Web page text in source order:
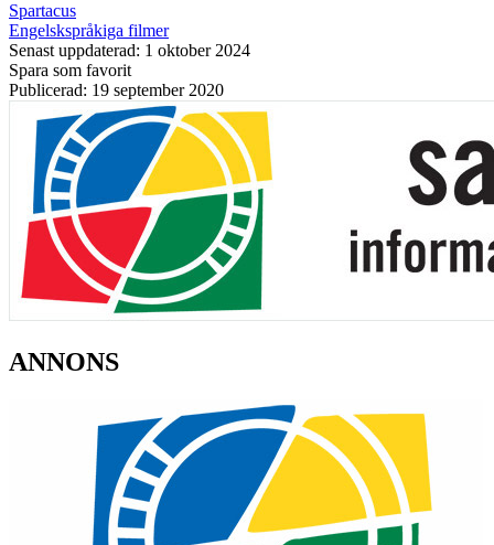
Spartacus
Engelskspråkiga filmer
Senast uppdaterad: 1 oktober 2024
Spara som favorit
Publicerad: 19 september 2020
ANNONS